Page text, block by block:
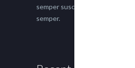
semper suscipit magna, nec
semper.